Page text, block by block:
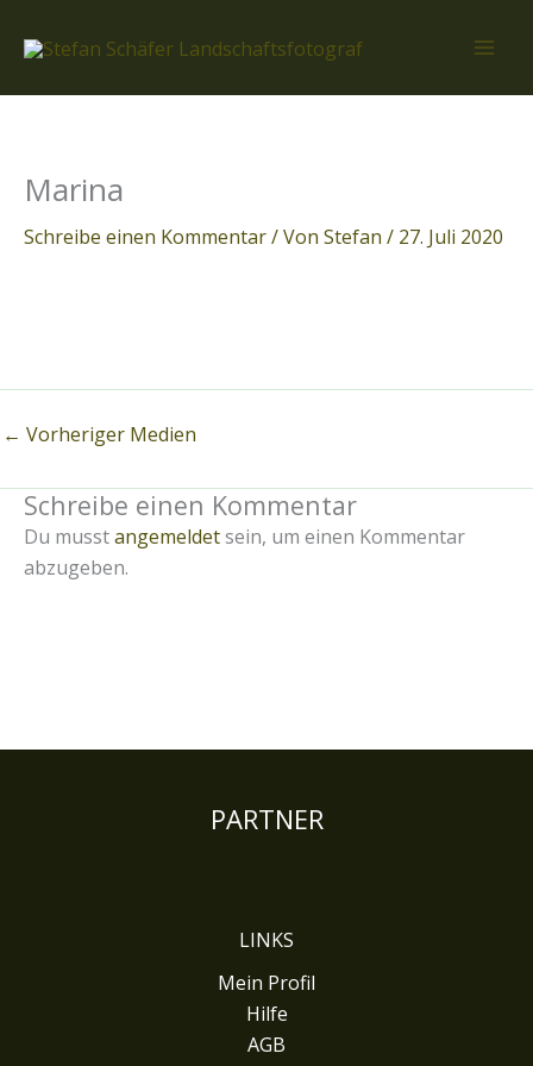
Inhalt
Marina
Schreibe einen Kommentar/ Von Stefan / 27. Juli 2020
← Vorheriger Medien
Schreibe einen Kommentar
Du musstangemeldetsein, um einen Kommentar
abzugeben.
PARTNER
LINKS
Mein Profil
Hilfe
AGB